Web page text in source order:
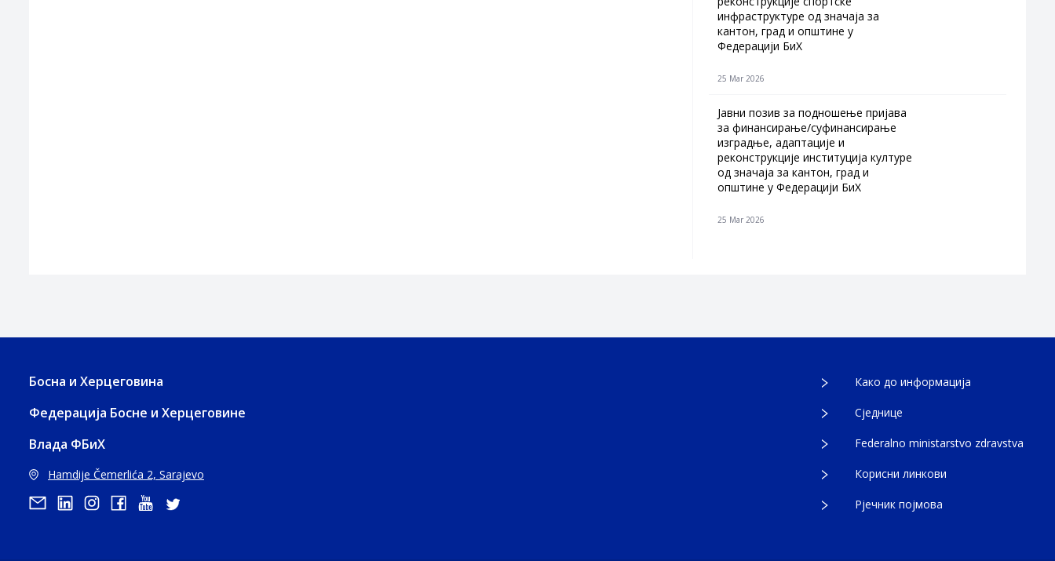
инфраструктуре од значаја за
кантон, град и општине у
Федерацији БиХ
25 Mar 2026
Јавни позив за подношење пријава
за финансирање/суфинансирање
изградње, адаптације и
реконструкције институција културе
од значаја за кантон, град и
општине у Федерацији БиХ
25 Mar 2026
Босна и Херцеговина
Федерација Босне и Херцеговине
Влада ФБиХ
Hamdije Čemerlića 2, Sarajevo
Како до информација
Сједнице
Federalno ministarstvo zdravstva
Корисни линкови
Рјечник појмова